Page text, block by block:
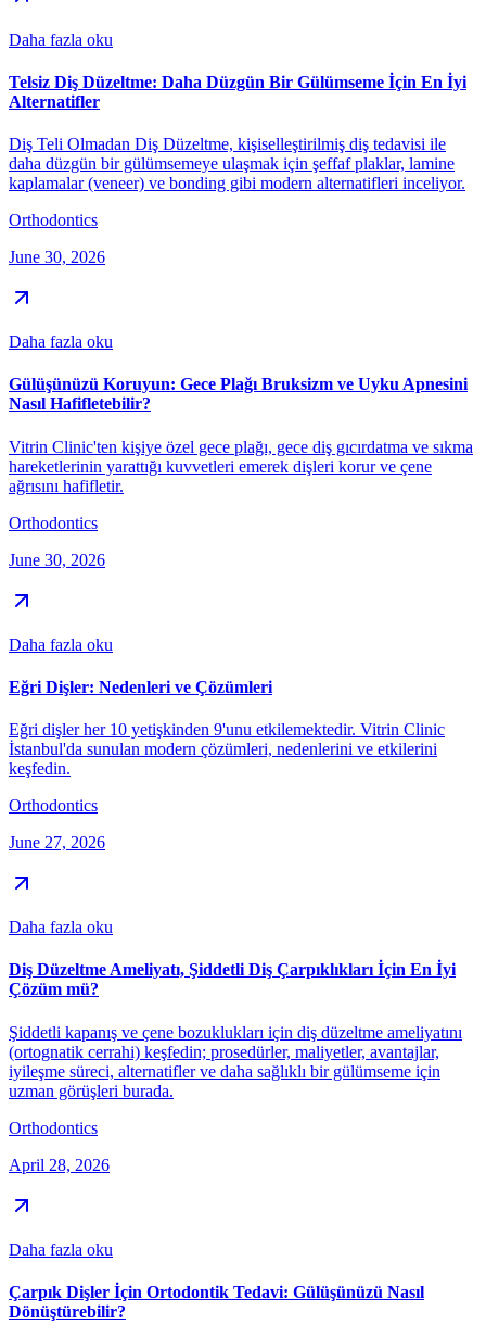
Daha fazla oku
Telsiz Diş Düzeltme: Daha Düzgün Bir Gülümseme İçin En İyi
Alternatifler
Diş Teli Olmadan Diş Düzeltme, kişiselleştirilmiş diş tedavisi ile
daha düzgün bir gülümsemeye ulaşmak için şeffaf plaklar, lamine
kaplamalar (veneer) ve bonding gibi modern alternatifleri inceliyor.
Orthodontics
June 30, 2026
Daha fazla oku
Gülüşünüzü Koruyun: Gece Plağı Bruksizm ve Uyku Apnesini
Nasıl Hafifletebilir?
Vitrin Clinic'ten kişiye özel gece plağı, gece diş gıcırdatma ve sıkma
hareketlerinin yarattığı kuvvetleri emerek dişleri korur ve çene
ağrısını hafifletir.
Orthodontics
June 30, 2026
Daha fazla oku
Eğri Dişler: Nedenleri ve Çözümleri
Eğri dişler her 10 yetişkinden 9'unu etkilemektedir. Vitrin Clinic
İstanbul'da sunulan modern çözümleri, nedenlerini ve etkilerini
keşfedin.
Orthodontics
June 27, 2026
Daha fazla oku
Diş Düzeltme Ameliyatı, Şiddetli Diş Çarpıklıkları İçin En İyi
Çözüm mü?
Şiddetli kapanış ve çene bozuklukları için diş düzeltme ameliyatını
(ortognatik cerrahi) keşfedin; prosedürler, maliyetler, avantajlar,
iyileşme süreci, alternatifler ve daha sağlıklı bir gülümseme için
uzman görüşleri burada.
Orthodontics
April 28, 2026
Daha fazla oku
Çarpık Dişler İçin Ortodontik Tedavi: Gülüşünüzü Nasıl
Dönüştürebilir?